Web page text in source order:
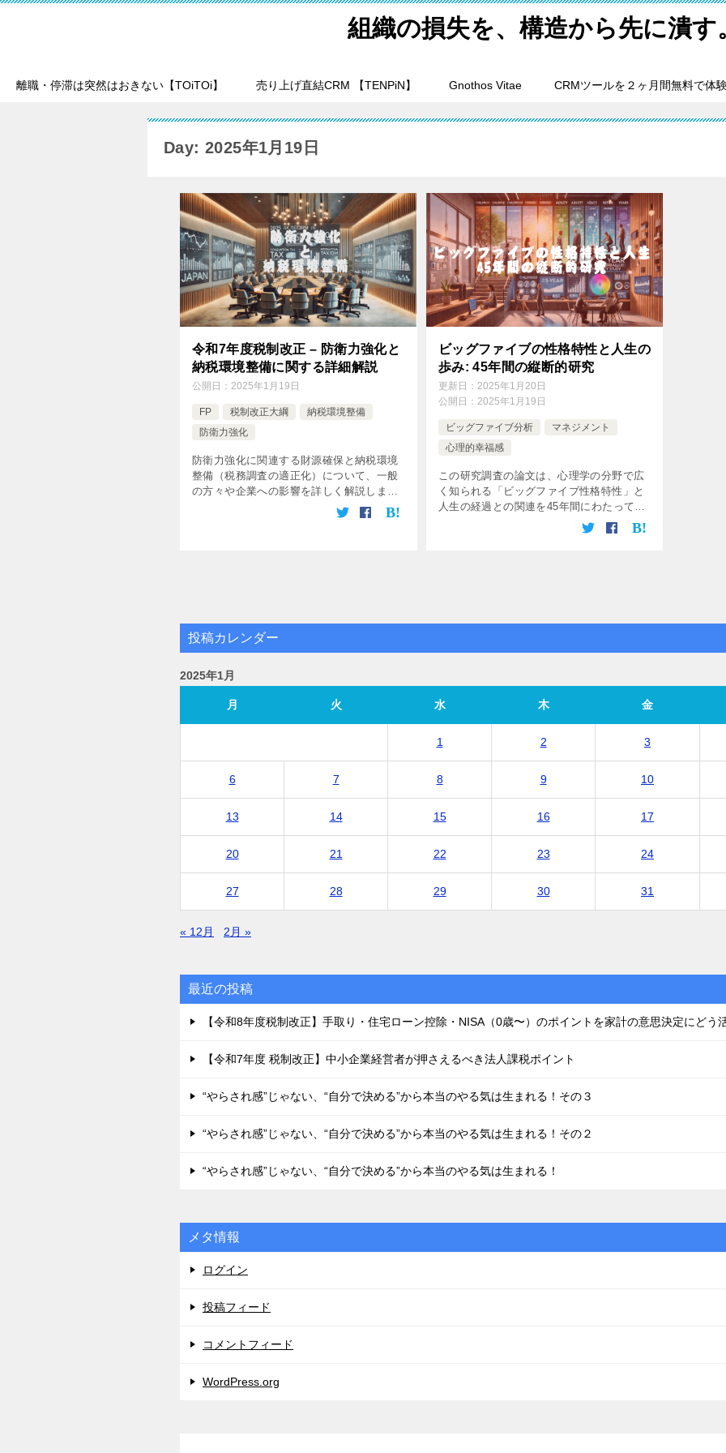
組織の損失を、構造から先に潰す
離職・停滞は突然はおきない【TOiTOi】 売り上げ直結CRM 【TENPiN】 Gnothos Vitae CRMツールを２ヶ月間無料で体
Day: 2025年1月19日
令和7年度税制改正 – 防衛力強化と
納税環境整備に関する詳細解説
公開日： 2025年1月19日
FP 税制改正大綱
納税環境整備
防衛力強化
防衛力強化に関連する財源確保と納税環境
整備（税務調査の適正化）について、一般
の方々や企業への影響を詳しく解説しま
す。 1. 防衛力強化と財源確保 (1) 背景 (2)
一般の人々への影響 (3) 企業への影響 2. 納
ビッグファイブの性格特性と人生の
歩み: 45年間の縦断的研究
更新日： 2025年1月20日
公開日： 2025年1月19日
ビッグファイブ分析
マネジメント
心理的幸福感
この研究調査の論文は、心理学の分野で広
く知られる「ビッグファイブ性格特性」と
人生の経過との関連を45年間にわたって追
跡した縦断研究について述べたものです。
各特性にどのような変化あったのかなどを
投稿カレンダー
2025年1月
月 火 水 木 金
1 2 3
6 7 8 9 10
13 14 15 16 17
20 21 22 23 24
27 28 29 30 31
« 12月 2月 »
最近の投稿
【令和8年度税制改正】手取り・住宅ローン控除・NISA（0歳〜）のポイントを家計の意思決定にどう
【令和7年度 税制改正】中小企業経営者が押さえるべき法人課税ポイント
“やらされ感”じゃない、“自分で決める”から本当のやる気は生まれる！その３
“やらされ感”じゃない、“自分で決める”から本当のやる気は生まれる！その２
“やらされ感”じゃない、“自分で決める”から本当のやる気は生まれる！
メタ情報
ログイン
投稿フィード
コメントフィード
WordPress.org